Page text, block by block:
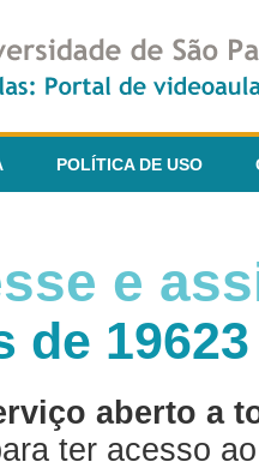
POLÍTICA DE USO
e
de
aberto a
ter acesso